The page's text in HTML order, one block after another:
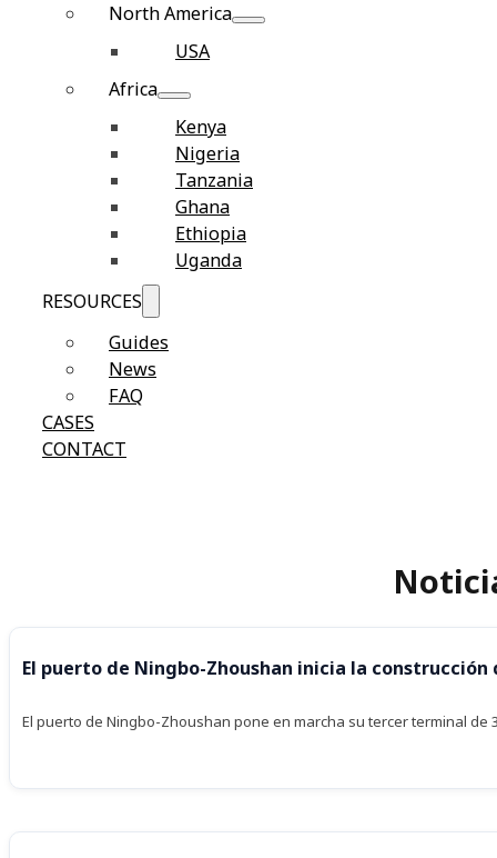
North America
USA
Africa
Kenya
Nigeria
Tanzania
Ghana
Ethiopia
Uganda
RESOURCES
Guides
News
FAQ
CASES
CONTACT
El puerto de Ningbo-Zhoushan inicia la
El puerto de Ningbo-Zhoushan pone en marcha su tercer terminal